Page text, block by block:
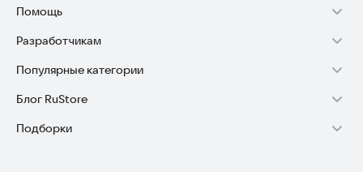
Помощь
Установка RuStore на TV
Установка RuStore на телефон
Установка RuStore в машину
Помощь пользователям RuStore
Разработчикам
Зарабатывать с RuStore
Стать разработчиком
Доступ к RuStore Консоль
Популярные категории
Игры для Android
Приложения банков
Блог RuStore
Обзоры игр для Android 2025
Подборки